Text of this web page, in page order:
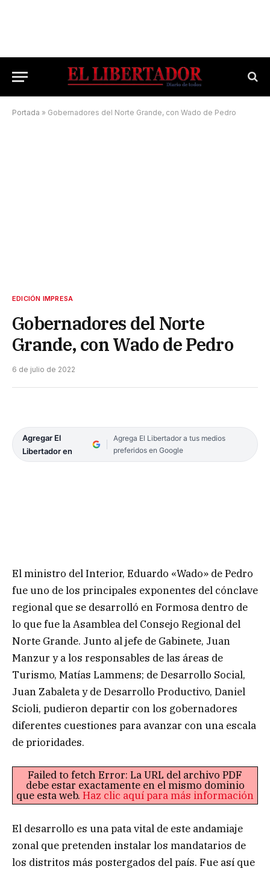
Portada » Gobernadores del Norte Grande, con Wado de Pedro
EDICIÓN IMPRESA
Gobernadores del Norte
Grande, con Wado de Pedro
6 de julio de 2022
Agregar El
Libertador en
Agrega El Libertador a tus medios
preferidos en Google
El ministro del Interior, Eduardo «Wado» de Pedro
fue uno de los principales exponentes del cónclave
regional que se desarrolló en Formosa dentro de
lo que fue la Asamblea del Consejo Regional del
Norte Grande. Junto al jefe de Gabinete, Juan
Manzur y a los responsables de las áreas de
Turismo, Matías Lammens; de Desarrollo Social,
Juan Zabaleta y de Desarrollo Productivo, Daniel
Scioli, pudieron departir con los gobernadores
diferentes cuestiones para avanzar con una escala
de prioridades.
Failed to fetch Error: La URL del archivo PDF
debe estar exactamente en el mismo dominio
que esta web. Haz clic aquí para más información
El desarrollo es una pata vital de este andamiaje
zonal que pretenden instalar los mandatarios de
los distritos más postergados del país. Fue así que